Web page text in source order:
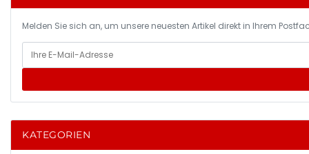
Melden Sie sich an, um unsere neuesten Artikel direkt in Ihrem
KATEGORIEN